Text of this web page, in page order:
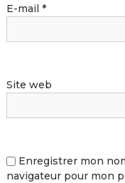
E-mail *
Site web
Enregistrer mon
navigateur pour mon